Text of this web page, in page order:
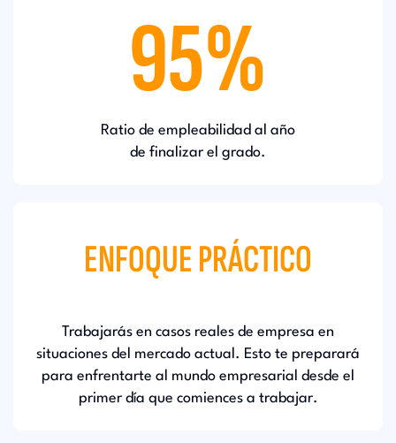
95%
Ratio de empleabilidad al año
de finalizar el grado.
ENFOQUE PRÁCTICO
Trabajarás en casos reales de empresa en
situaciones del mercado actual. Esto te preparará
para enfrentarte al mundo empresarial desde el
primer día que comiences a trabajar.